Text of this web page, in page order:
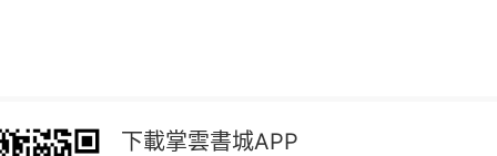
下載掌雲書城APP